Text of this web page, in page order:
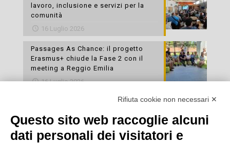
lavoro, inclusione e servizi per la
comunità
16 Luglio 2026
Passages As Chance: il progetto
Erasmus+ chiude la Fase 2 con il
meeting a Reggio Emilia
16 Luglio 2026
Esami di laboratorio preventivi
cura della propria salute
16 Luglio 2026
Rifiuta cookie non necessari ✕
Questo sito web raccoglie alcuni
dati personali dei visitatori e